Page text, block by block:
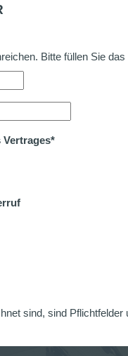
Bitte füllen Sie
sind, sind